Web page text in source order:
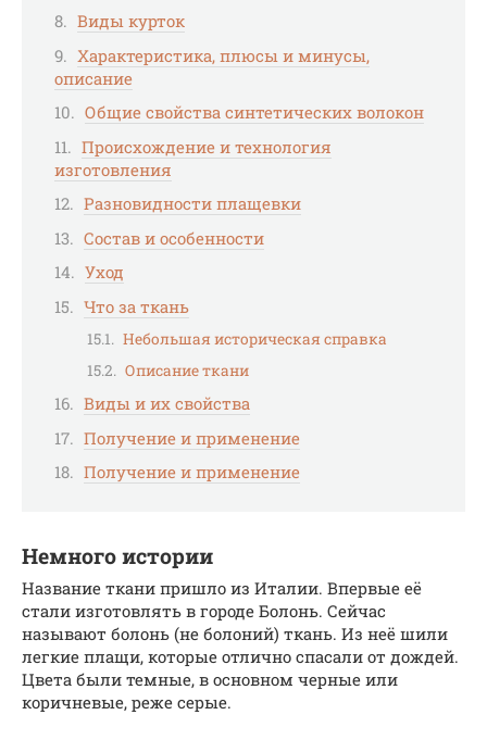
Виды курток
Характеристика, плюсы и минусы,
описание
Общие свойства синтетических волокон
Происхождение и технология
изготовления
Разновидности плащевки
Состав и особенности
Уход
Что за ткань
Небольшая историческая справка
Описание ткани
Виды и их свойства
Получение и применение
Получение и применение
Немного истории
Название ткани пришло из Италии. Впервые её
стали изготовлять в городе Болонь. Сейчас
называют болонь (не болоний) ткань. Из неё шили
легкие плащи, которые отлично спасали от дождей.
Цвета были темные, в основном черные или
коричневые, реже серые.